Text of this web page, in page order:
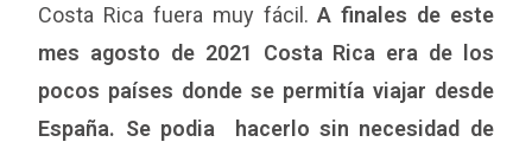
Costa Rica fuera muy fácil.A finales de este
mes agosto de 2021 Costa Rica era de los
pocos países donde se permitía viajar desde
España. Se podia hacerlo sin necesidad de